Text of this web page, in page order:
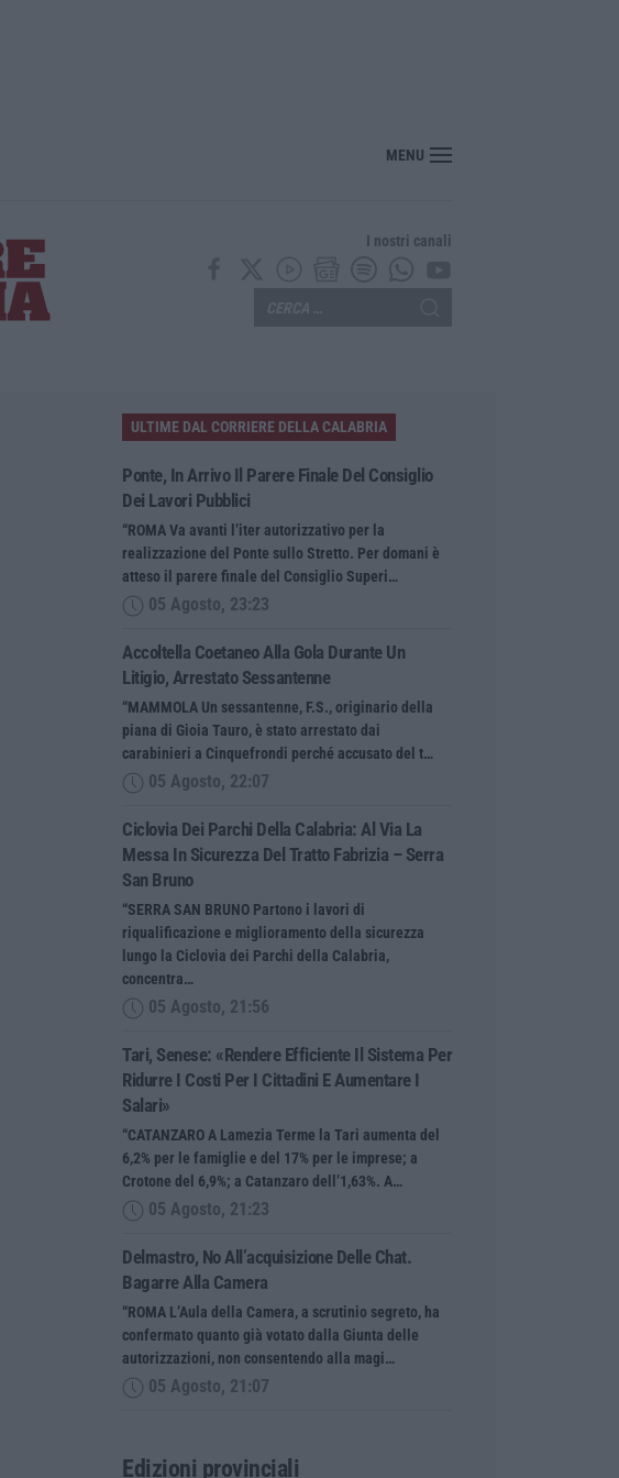
MENU
I nostri canali
ULTIME DAL CORRIERE DELLA CALABRIA
Ponte, In Arrivo Il Parere Finale Del Consiglio
Dei Lavori Pubblici
“ROMA Va avanti l’iter autorizzativo per la
realizzazione del Ponte sullo Stretto. Per domani è
atteso il parere finale del Consiglio Superi…
05 Agosto, 23:23
Accoltella Coetaneo Alla Gola Durante Un
Litigio, Arrestato Sessantenne
“MAMMOLA Un sessantenne, F.S., originario della
piana di Gioia Tauro, è stato arrestato dai
carabinieri a Cinquefrondi perché accusato del t…
05 Agosto, 22:07
Ciclovia Dei Parchi Della Calabria: Al Via La
Messa In Sicurezza Del Tratto Fabrizia – Serra
San Bruno
“SERRA SAN BRUNO Partono i lavori di
riqualificazione e miglioramento della sicurezza
lungo la Ciclovia dei Parchi della Calabria,
concentra…
05 Agosto, 21:56
Tari, Senese: «Rendere Efficiente Il Sistema Per
Ridurre I Costi Per I Cittadini E Aumentare I
Salari»
“CATANZARO A Lamezia Terme la Tari aumenta del
6,2% per le famiglie e del 17% per le imprese; a
Crotone del 6,9%; a Catanzaro dell’1,63%. A…
05 Agosto, 21:23
Delmastro, No All’acquisizione Delle Chat.
Bagarre Alla Camera
“ROMA L’Aula della Camera, a scrutinio segreto, ha
confermato quanto già votato dalla Giunta delle
autorizzazioni, non consentendo alla magi…
05 Agosto, 21:07
Edizioni provinciali